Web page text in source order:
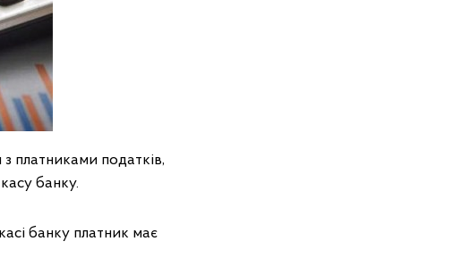
платниками податків,
банку.
банку платник має